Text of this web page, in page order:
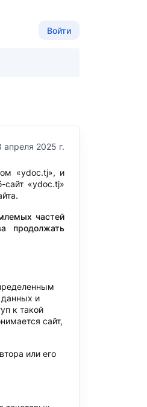
Войти
апреля 2025 г.
«ydoc.tj», и
«ydoc.tj»
частей
продолжать
и
к такой
сайт,
или его